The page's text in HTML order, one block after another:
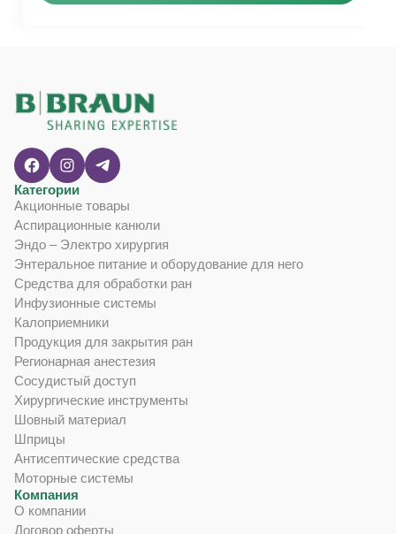
Категории
Акционные товары
Аспирационные канюли
Эндо – Электро хирургия
Энтеральное питание и оборудование для него
Средства для обработки ран
Инфузионные системы
Калоприемники
Продукция для закрытия ран
Регионарная анестезия
Сосудистый доступ
Хирургические инструменты
Шовный материал
Шприцы
Антисептические средства
Моторные системы
Компания
О компании
Договор оферты